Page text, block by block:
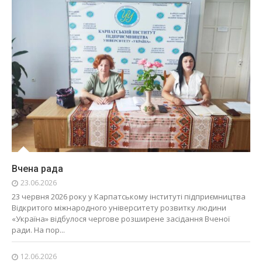
Вчена рада
23.06.2026
23 червня 2026 року у Карпатському інституті підприємництва
Відкритого міжнародного університету розвитку людини
«Україна» відбулося чергове розширене засідання Вченої
ради. На пор...
12.06.2026